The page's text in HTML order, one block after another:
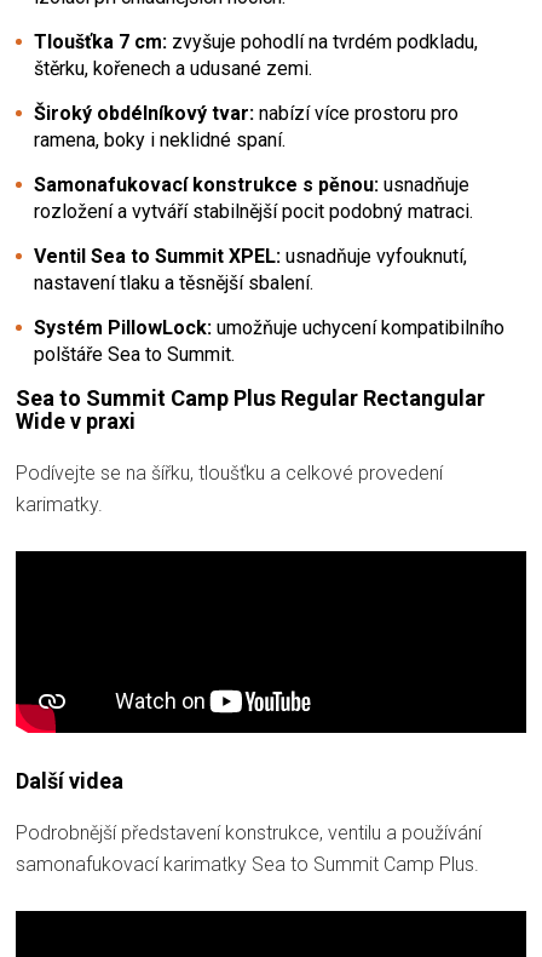
Tloušťka 7 cm: zvyšuje pohodlí na tvrdém podkladu,
štěrku, kořenech a udusané zemi.
Široký obdélníkový tvar: nabízí více prostoru pro
ramena, boky i neklidné spaní.
Samonafukovací konstrukce s pěnou: usnadňuje
rozložení a vytváří stabilnější pocit podobný matraci.
Ventil Sea to Summit XPEL: usnadňuje vyfouknutí,
nastavení tlaku a těsnější sbalení.
Systém PillowLock: umožňuje uchycení kompatibilního
polštáře Sea to Summit.
Sea to Summit Camp Plus Regular Rectangular
Wide v praxi
Podívejte se na šířku, tloušťku a celkové provedení
karimatky.
Další videa
Podrobnější představení konstrukce, ventilu a používání
samonafukovací karimatky Sea to Summit Camp Plus.